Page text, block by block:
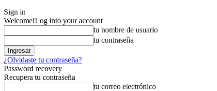
Sign in
Welcome!Log into your account
tu nombre de usuario
tu contraseña
¿Olvidaste tu contraseña?
Password recovery
Recupera tu contraseña
tu correo electrónico